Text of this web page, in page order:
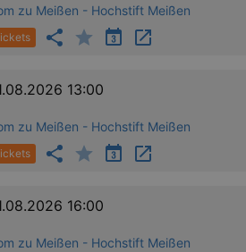
zu Meißen - Hochstift Meißen
13:00
zu Meißen - Hochstift Meißen
16:00
zu Meißen - Hochstift Meißen
Analytics - which is a
used analytics service. This
a randomly
in each page request
2017 no information is
after 10 minutes.